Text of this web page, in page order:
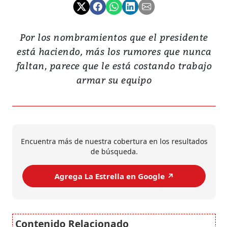
Por los nombramientos que el presidente
está haciendo, más los rumores que nunca
faltan, parece que le está costando trabajo
armar su equipo
Encuentra más de nuestra cobertura en los resultados
de búsqueda.
Agrega La Estrella en Google ↗️